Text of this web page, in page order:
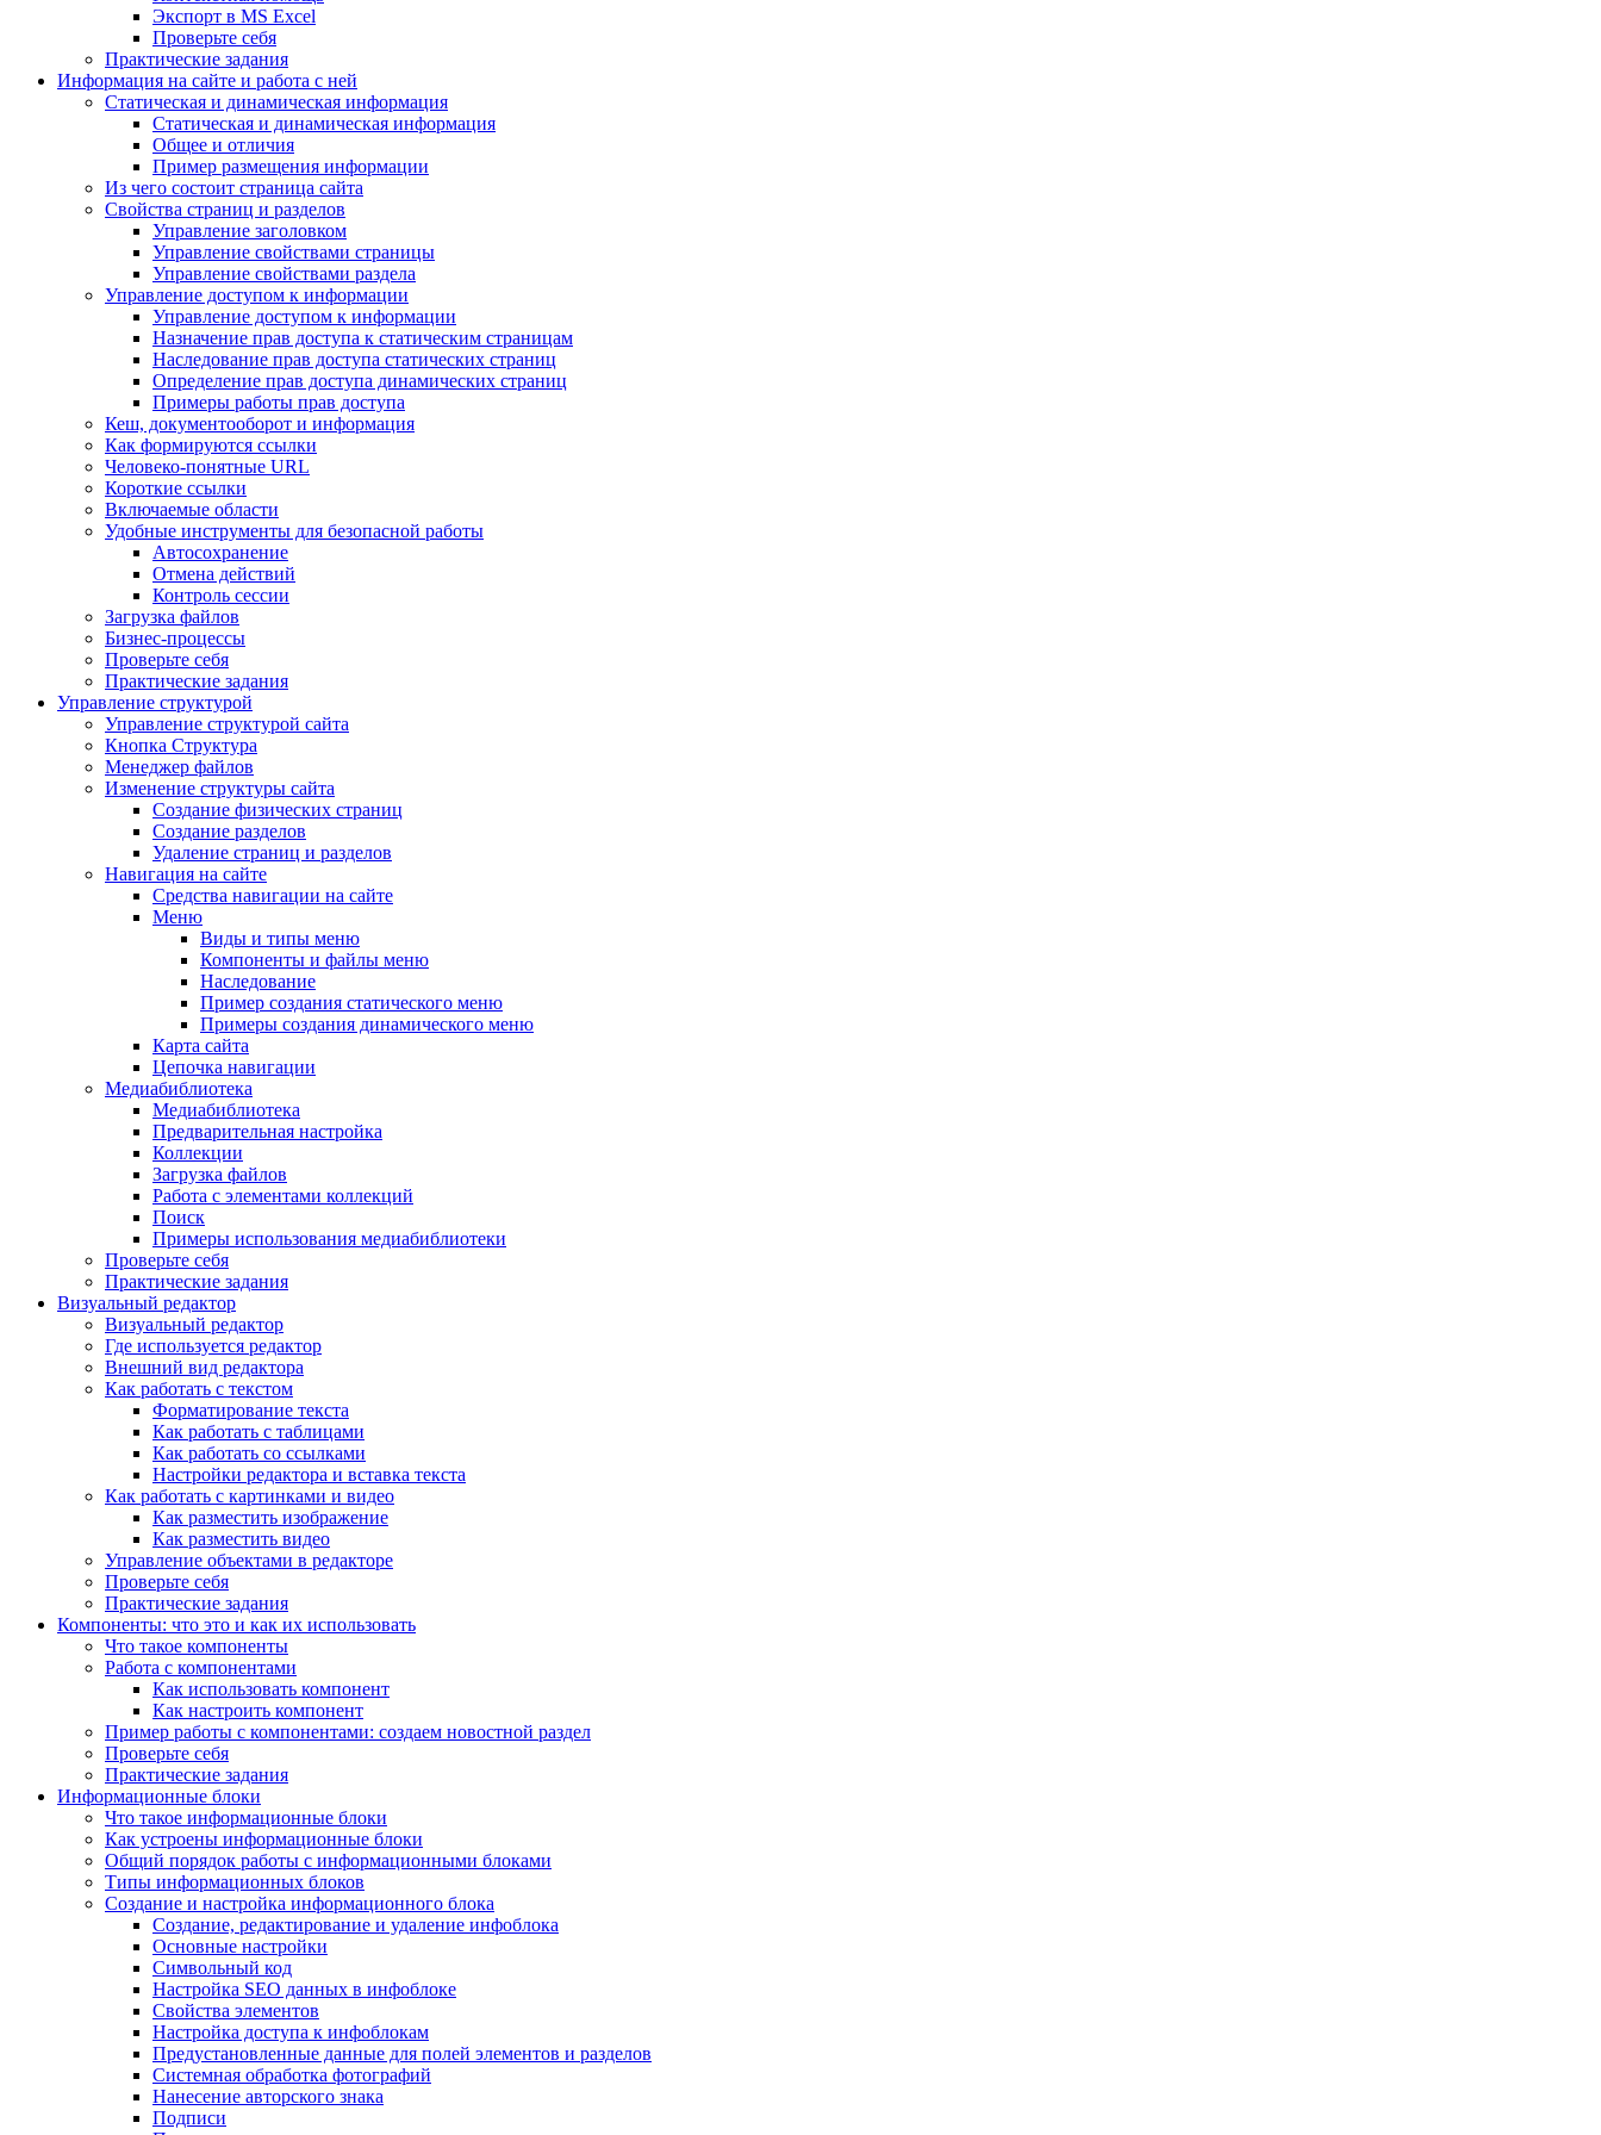
Экспорт в MS Excel
Проверьте себя
Практические задания
Информация на сайте и работа с ней
Статическая и динамическая информация
Статическая и динамическая информация
Общее и отличия
Пример размещения информации
Из чего состоит страница сайта
Свойства страниц и разделов
Управление заголовком
Управление свойствами страницы
Управление свойствами раздела
Управление доступом к информации
Управление доступом к информации
Назначение прав доступа к статическим страницам
Наследование прав доступа статических страниц
Определение прав доступа динамических страниц
Примеры работы прав доступа
Кеш, документооборот и информация
Как формируются ссылки
Человеко-понятные URL
Короткие ссылки
Включаемые области
Удобные инструменты для безопасной работы
Автосохранение
Отмена действий
Контроль сессии
Загрузка файлов
Бизнес-процессы
Проверьте себя
Практические задания
Управление структурой
Управление структурой сайта
Кнопка Структура
Менеджер файлов
Изменение структуры сайта
Создание физических страниц
Создание разделов
Удаление страниц и разделов
Навигация на сайте
Средства навигации на сайте
Меню
Виды и типы меню
Компоненты и файлы меню
Наследование
Пример создания статического меню
Примеры создания динамического меню
Карта сайта
Цепочка навигации
Медиабиблиотека
Медиабиблиотека
Предварительная настройка
Коллекции
Загрузка файлов
Работа с элементами коллекций
Поиск
Примеры использования медиабиблиотеки
Проверьте себя
Практические задания
Визуальный редактор
Визуальный редактор
Где используется редактор
Внешний вид редактора
Как работать с текстом
Форматирование текста
Как работать с таблицами
Как работать со ссылками
Настройки редактора и вставка текста
Как работать с картинками и видео
Как разместить изображение
Как разместить видео
Управление объектами в редакторе
Проверьте себя
Практические задания
Компоненты: что это и как их использовать
Что такое компоненты
Работа с компонентами
Как использовать компонент
Как настроить компонент
Пример работы с компонентами: создаем новостной раздел
Проверьте себя
Практические задания
Информационные блоки
Что такое информационные блоки
Как устроены информационные блоки
Общий порядок работы с информационными блоками
Типы информационных блоков
Создание и настройка информационного блока
Создание, редактирование и удаление инфоблока
Основные настройки
Символьный код
Настройка SEO данных в инфоблоке
Свойства элементов
Настройка доступа к инфоблокам
Предустановленные данные для полей элементов и разделов
Системная обработка фотографий
Нанесение авторского знака
Подписи